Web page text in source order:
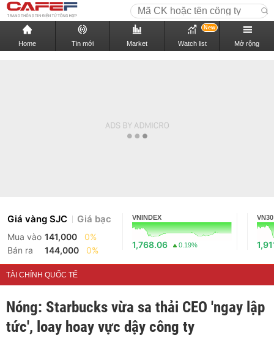
Home Tin mới Market Watch list
New
Mở rộng
Giá vàng SJC Giá bạc
Mua vào 141,000
0%
Bán ra
144,000 0%
VNINDEX
1,768.06 0.19%
VN30
TÀI CHÍNH QUỐC TẾ
Nóng: Starbucks vừa sa thải CEO 'ngay lập
tức', loay hoay vực dậy công ty